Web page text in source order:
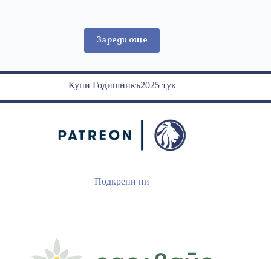
Зареди още
Купи Годишникъ2025 тук
Подкрепи ни